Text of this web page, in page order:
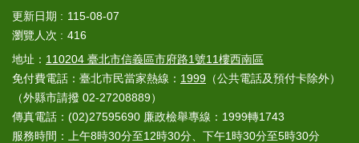
更新日期
115-08-07
瀏覽人次
416
地址： 110204 臺北市信義區市府路1號11樓西南區
免付費電話：臺北市民當家熱線： 1999 （公共電話及預付卡除外）
（外縣市請撥 02-27208889）
傳真電話：(02)27595690 廉政檢舉專線：1999轉1743
服務時間：上午8時30分至12時30分、下午1時30分至5時30分